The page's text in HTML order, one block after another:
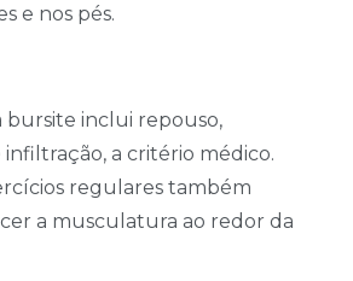
e nos pés.
inclui repouso,
a critério médico.
regulares também
a musculatura ao redor da